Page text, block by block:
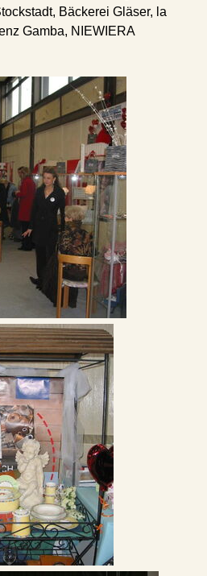
Bäckerei Gläser, la
Gamba, NIEWIERA